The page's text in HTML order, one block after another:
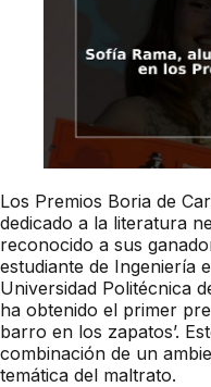
Los Premios Boria de
dedicado a la literatura
reconocido a sus
estudiante de Ingeniería
Universidad Politécnica
ha obtenido el primer
barro en los zapatos’.
combinación de un
temática del maltrato.